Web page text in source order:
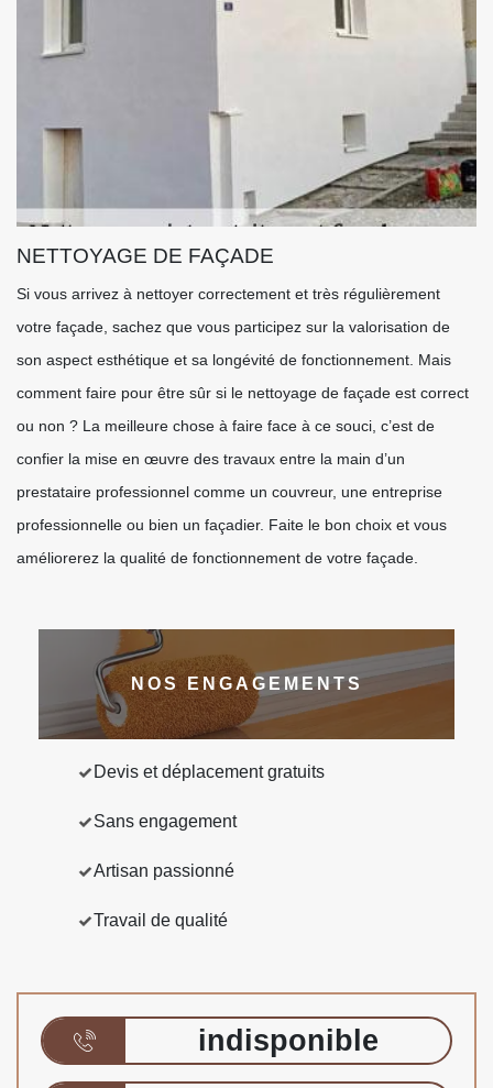
NETTOYAGE DE FAÇADE
Si vous arrivez à nettoyer correctement et très régulièrement
votre façade, sachez que vous participez sur la valorisation de
son aspect esthétique et sa longévité de fonctionnement. Mais
comment faire pour être sûr si le nettoyage de façade est correct
ou non ? La meilleure chose à faire face à ce souci, c’est de
confier la mise en œuvre des travaux entre la main d’un
prestataire professionnel comme un couvreur, une entreprise
professionnelle ou bien un façadier. Faite le bon choix et vous
améliorerez la qualité de fonctionnement de votre façade.
NOS ENGAGEMENTS
Devis et déplacement gratuits
Sans engagement
Artisan passionné
Travail de qualité
indisponible